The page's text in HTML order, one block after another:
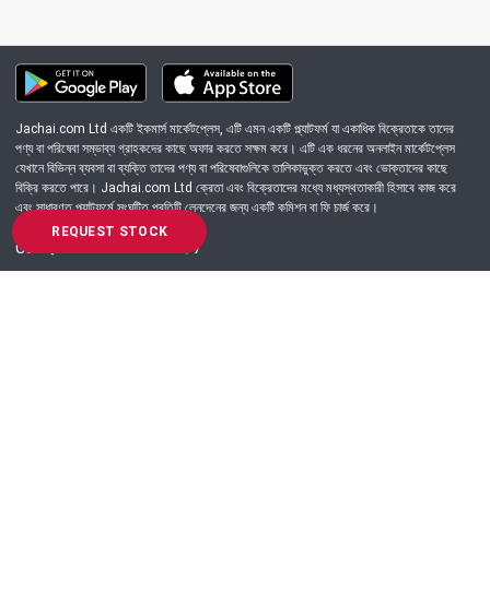
REQUEST STOCK
Jachai.com Ltd একটি ইকমার্স মার্কেটপ্লেস, এটি এমন একটি প্ল্যাটফর্ম যা একাধিক বিক্রেতাকে তাদের
পণ্য বা পরিষেবা সম্ভাব্য গ্রাহকদের কাছে অফার করতে সক্ষম করে। এটি এক ধরনের অনলাইন মার্কেটপ্লেস
যেখানে বিভিন্ন ব্যবসা বা ব্যক্তি তাদের পণ্য বা পরিষেবাগুলিকে তালিকাভুক্ত করতে এবং ভোক্তাদের কাছে
বিক্রি করতে পারে। Jachai.com Ltd ক্রেতা এবং বিক্রেতাদের মধ্যে মধ্যস্থতাকারী হিসাবে কাজ করে
এবং সাধারণত প্ল্যাটফর্মে সংঘটিত প্রতিটি লেনদেনের জন্য একটি কমিশন বা ফি চার্জ করে।
Got Question? Call us 24/7